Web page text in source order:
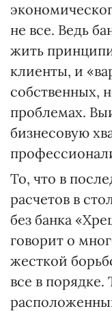
не все. Ведь
жить
клиенты, и
собственных,
проблемах.
бизнесовую
То, что в
расчетов в
без банка
говорит о
жесткой
все в